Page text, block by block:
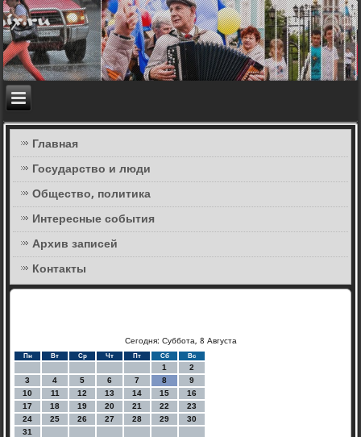
Главная
Государство и люди
Общество, политика
Интересные события
Архив записей
Контакты
Сегодня: Суббота, 8 Августа
Пн Вт Ср Чт Пт Сб Вс
1
2
3
4 5 6 7 8
9
10
11 12 13 14 15
16
17
18 19 20 21 22
23
24
25 26 27 28 29
30
31